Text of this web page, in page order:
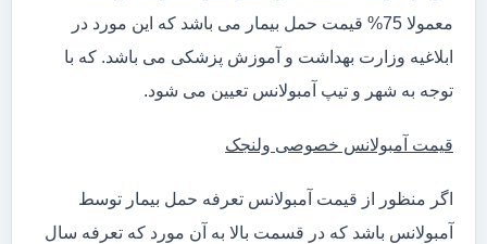
معمولا 75% قیمت حمل بیمار می باشد که این مورد در
ابلاغیه وزارت بهداشت و آموزش پزشکی می باشد. که با
توجه به شهر و تیپ آمبولانس تعیین می شود.
قیمت آمبولانس خصوصی ولنجک
اگر منظور از قیمت آمبولانس تعرفه حمل بیمار توسط
آمبولانس باشد که در قسمت بالا به آن مورد که تعرفه سال